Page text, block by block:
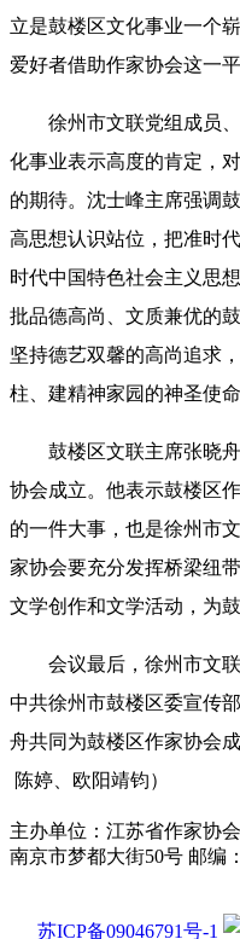
立是鼓楼区文化事业一个
爱好者借助作家协会这一
徐州市文联党组成员
化事业表示高度的肯定，
的期待。 沈士峰主席强调
高思想认识站位，把准时
时代中国特色社会主义思
批品德高尚、文质兼优的
坚持德艺双馨的高尚追求
柱、建精神家园的神圣使
鼓楼区文联主席张晓
协会成立。他表示鼓楼区
的一件大事，也是徐州市
家协会要充分发挥桥梁纽
文学创作和文学活动，为
会议最后，徐州市文
中共徐州市鼓楼区委宣传
舟共同为鼓楼区作家协会成
陈婷、欧阳靖钧）
主办单位：江苏省作家协会
南京市梦都大街50号 邮编
苏ICP备09046791号-1